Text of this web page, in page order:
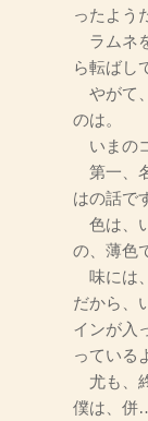
ったよう
ラムネ
ら転ばし
やがて
のは。
いまの
第一、
はの話で
色は、
の、薄色
味には
だから、
インが入
っている
尤も、
僕は、併